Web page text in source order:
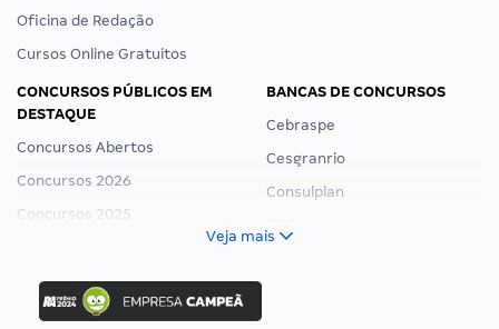
Oficina de Redação
Cursos Online Gratuitos
CONCURSOS PÚBLICOS EM
DESTAQUE
Concursos Abertos
Concursos 2026
Concursos 2025
Concurso Ibama
Concurso MPU
BANCAS DE CONCURSOS
Cebraspe
Cesgranrio
Consulplan
Veja mais